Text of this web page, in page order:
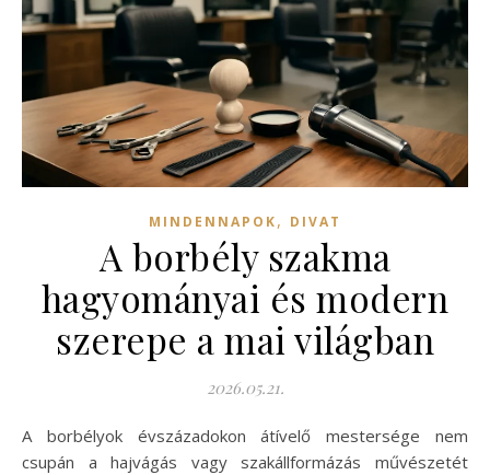
MINDENNAPOK, DIVAT
A borbély szakma
hagyományai és modern
szerepe a mai világban
2026.05.21.
A borbélyok évszázadokon átívelő mestersége nem
csupán a hajvágás vagy szakállformázás művészetét